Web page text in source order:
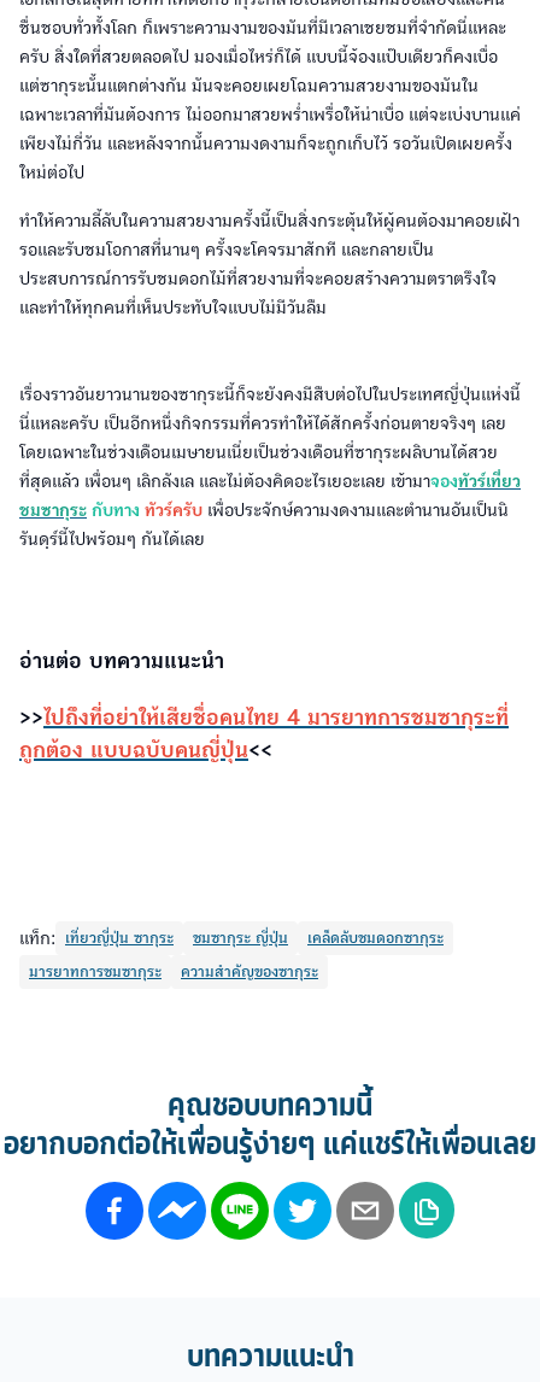
ชื่นชอบทั่วทั้งโลก ก็เพราะความงามของมันที่มีเวลาเชยชมที่จำกัดนี่แหละ
ครับ สิ่งใดที่สวยตลอดไป มองเมื่อไหร่ก็ได้ แบบนี้จ้องแป๊บเดียวก็คงเบื่อ
แต่ซากุระนั้นแตกต่างกัน มันจะคอยเผยโฉมความสวยงามของมันใน
เฉพาะเวลาที่มันต้องการ ไม่ออกมาสวยพร่ำเพรื่อให้น่าเบื่อ แต่จะเบ่งบานแค่
เพียงไม่กี่วัน และหลังจากนั้นความงดงามก็จะถูกเก็บไว้ รอวันเปิดเผยครั้ง
ใหม่ต่อไป
ทำให้ความลี้ลับในความสวยงามครั้งนี้เป็นสิ่งกระตุ้นให้ผู้คนต้องมาคอยเฝ้า
รอและรับชมโอกาสที่นานๆ ครั้งจะโคจรมาสักที และกลายเป็น
ประสบการณ์การรับชมดอกไม้ที่สวยงามที่จะคอยสร้างความตราตรึงใจ
และทำให้ทุกคนที่เห็นประทับใจแบบไม่มีวันลืม
เรื่องราวอันยาวนานของซากุระนี้ก็จะยังคงมีสืบต่อไปในประเทศญี่ปุ่นแห่งนี้
นี่แหละครับ เป็นอีกหนึ่งกิจกรรมที่ควรทำให้ได้สักครั้งก่อนตายจริงๆ เลย
โดยเฉพาะในช่วงเดือนเมษายนเนี่ยเป็นช่วงเดือนที่ซากุระผลิบานได้สวย
ที่สุดแล้ว เพื่อนๆ เลิกลังเล และไม่ต้องคิดอะไรเยอะเลย เข้ามาจองทัวร์เที่ยว
ชมซากุระ กับทาง ทัวร์ครับ เพื่อประจักษ์ความงดงามและตำนานอันเป็นนิ
รันดฺร์นี้ไปพร้อมๆ กันได้เลย
อ่านต่อ บทความแนะนำ
>>ไปถึงที่อย่าให้เสียชื่อคนไทย 4 มารยาทการชมซากุระที่
ถูกต้อง แบบฉบับคนญี่ปุ่น<<
แท็ก: เที่ยวญี่ปุ่น ซากุระ ชมซากุระ ญี่ปุ่น
เคล็ดลับชมดอกซากุระ
มารยาทการชมซากุระ
ความสำคัญของซากุระ
คุณชอบบทความนี้
อยากบอกต่อให้เพื่อนรู้ง่ายๆ แค่แชร์ให้เพื่อนเลย
บทความแนะนำ